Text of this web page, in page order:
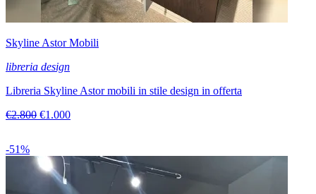
Skyline Astor Mobili
libreria design
Libreria Skyline Astor mobili in stile design in offerta
€2.800 €1.000
-51%